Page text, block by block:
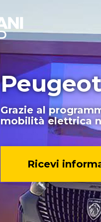
Grazie al
mobilità elettrica
Ricevi